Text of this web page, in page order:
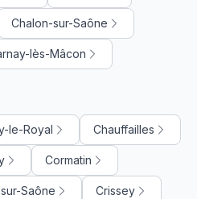
Chalon-sur-Saône
lès-Mâcon
le-Royal Chauffailles
Cormatin
Saône Crissey